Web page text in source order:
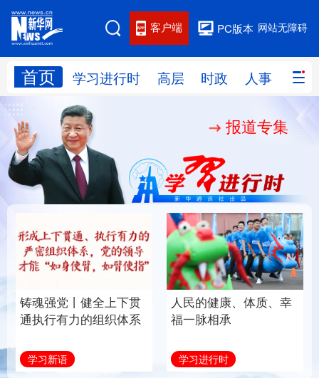
网站无障碍
PC版本
客户端
首页 学习进行时 高层 时政 人事 国际
网站地图
学习进行时 人事
国际 财经 网评
思客智库 全球连线 教育
科技 科创 量子 体育
文化 书画 健康 军事
访谈 视频 图片 政务
报道专集
铸魂强党丨健全上下贯
通执行有力的组织体系
学习新语
人民的健康、体质、幸
福一脉相承
学习进行时